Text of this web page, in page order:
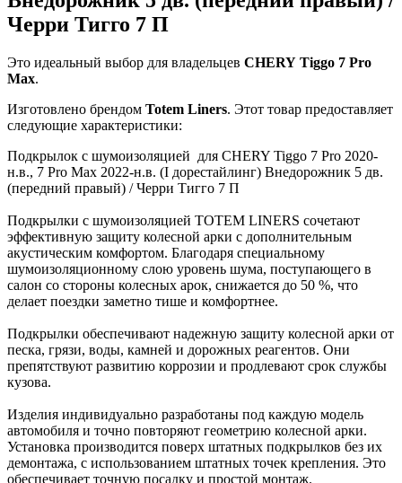
Черри Тигго 7 П
Это идеальный выбор для владельцев CHERY Tiggo 7 Pro
Max.
Изготовлено брендом Totem Liners. Этот товар предоставляет
следующие характеристики:
Подкрылок с шумоизоляцией для CHERY Tiggo 7 Pro 2020-
н.в., 7 Pro Max 2022-н.в. (I дорестайлинг) Внедорожник 5 дв.
(передний правый) / Черри Тигго 7 П
Подкрылки с шумоизоляцией TOTEM LINERS сочетают
эффективную защиту колесной арки с дополнительным
акустическим комфортом. Благодаря специальному
шумоизоляционному слою уровень шума, поступающего в
салон со стороны колесных арок, снижается до 50 %, что
делает поездки заметно тише и комфортнее.
Подкрылки обеспечивают надежную защиту колесной арки от
песка, грязи, воды, камней и дорожных реагентов. Они
препятствуют развитию коррозии и продлевают срок службы
кузова.
Изделия индивидуально разработаны под каждую модель
автомобиля и точно повторяют геометрию колесной арки.
Установка производится поверх штатных подкрылков без их
демонтажа, с использованием штатных точек крепления. Это
обеспечивает точную посадку и простой монтаж.